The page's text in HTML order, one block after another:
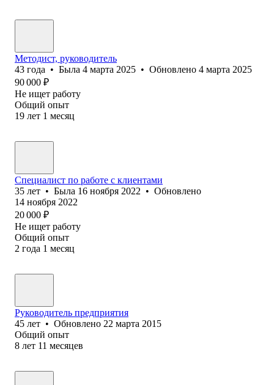
Методист, руководитель
43 года • Была 4 марта 2025 • Обновлено 4 марта 2025
90 000 ₽
Не ищет работу
Общий опыт
19 лет 1 месяц
Специалист по работе с клиентами
35 лет • Была 16 ноября 2022 • Обновлено
14 ноября 2022
20 000 ₽
Не ищет работу
Общий опыт
2 года 1 месяц
Руководитель предприятия
45 лет • Обновлено 22 марта 2015
Общий опыт
8 лет 11 месяцев